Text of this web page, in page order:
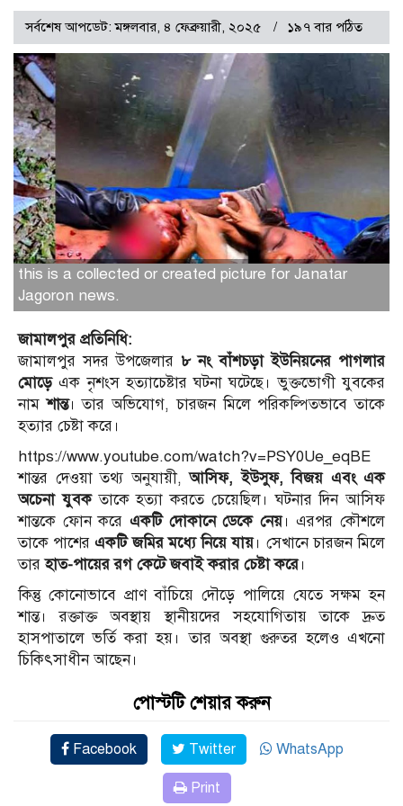
সর্বশেষ আপডেট: মঙ্গলবার, ৪ ফেব্রুয়ারী, ২০২৫ ১৯৭ বার পঠিত
this is a collected or created picture for Janatar
Jagoron news.
জামালপুর প্রতিনিধি:
জামালপুর সদর উপজেলার ৮ নং বাঁশচড়া ইউনিয়নের পাগলার
মোড়েএক নৃশংস হত্যাচেষ্টার ঘটনা ঘটেছে। ভুক্তভোগী যুবকের
নামশান্ত। তার অভিযোগ, চারজন মিলে পরিকল্পিতভাবে তাকে
হত্যার চেষ্টা করে।
https://www.youtube.com/watch?v=PSY0Ue_eqBE
শান্তর দেওয়া তথ্য অনুযায়ী,আসিফ, ইউসুফ, বিজয় এবং এক
অচেনা যুবকতাকে হত্যা করতে চেয়েছিল। ঘটনার দিন আসিফ
শান্তকে ফোন করে একটি দোকানে ডেকে নেয়। এরপর কৌশলে
তাকে পাশেরএকটি জমির মধ্যে নিয়ে যায়। সেখানে চারজন মিলে
তারহাত-পায়ের রগ কেটে জবাই করার চেষ্টা করে।
কিন্তু কোনোভাবে প্রাণ বাঁচিয়ে দৌড়ে পালিয়ে যেতে সক্ষম হন
শান্ত। রক্তাক্ত অবস্থায় স্থানীয়দের সহযোগিতায় তাকে দ্রুত
হাসপাতালে ভর্তি করা হয়। তার অবস্থা গুরুতর হলেও এখনো
চিকিৎসাধীন আছেন।
পোস্টটি শেয়ার করুন
Facebook Twitter WhatsApp
Print